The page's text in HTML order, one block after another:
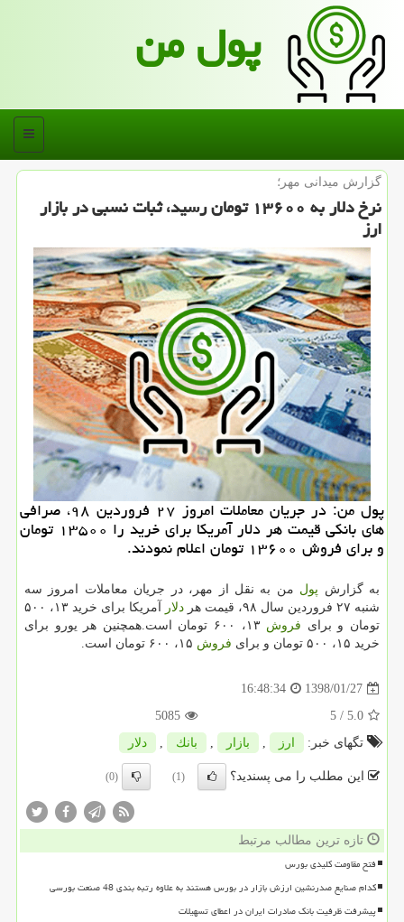
پول من
منو
گزارش میدانی مهر؛
نرخ دلار به ۱۳۶۰۰ تومان رسید، ثبات نسبی در بازار
ارز
پول من: در جریان معاملات امروز ۲۷ فروردین ۹۸، صرافی
های بانكی قیمت هر دلار آمریكا برای خرید را ۱۳۵۰۰ تومان
و برای فروش ۱۳۶۰۰ تومان اعلام نمودند.
به گزارش پول من به نقل از مهر، در جریان معاملات امروز سه
شنبه ۲۷ فروردین سال ۹۸، قیمت هر
دلار
آمریكا برای خرید ۱۳، ۵۰۰
تومان و برای فروش
۱۳، ۶۰۰ تومان است.همچنین هر یورو برای
خرید ۱۵، ۵۰۰ تومان و برای
فروش
1398/01/27
16:48:34
5.0
/ 5
5085
تگهای خبر:
ارز , بازار , بانك , دلار
این مطلب را می پسندید؟ (1)
(0)
تازه ترین مطالب مرتبط
فتح مقاومت کلیدی بورس
کدام صنایع صدرنشین ارزش بازار در بورس هستند به علاوه رتبه بندی 48 صنعت بورسی
پیشرفت ظرفیت بانک صادرات ایران در اعطای تسهیلات